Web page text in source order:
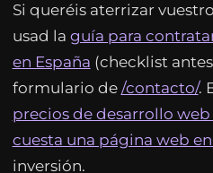
Si queréis aterrizar
usad la guía para
en España (checklist
formulario de /contacto/.
precios de desarrollo
cuesta una página web
inversión.